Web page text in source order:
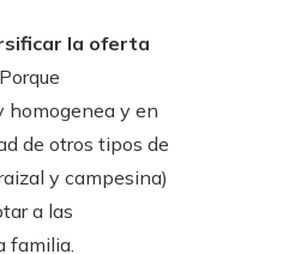
la oferta
Porque
homogenea y en
de otros tipos de
y campesina)
a las
familia.